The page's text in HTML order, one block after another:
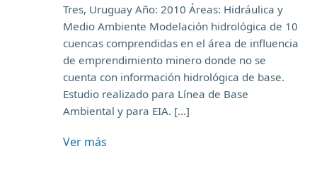
Tres, Uruguay Año: 2010 Áreas: Hidráulica y
Medio Ambiente Modelación hidrológica de 10
cuencas comprendidas en el área de influencia
de emprendimiento minero donde no se
cuenta con información hidrológica de base.
Estudio realizado para Línea de Base
Ambiental y para EIA. […]
Ver más